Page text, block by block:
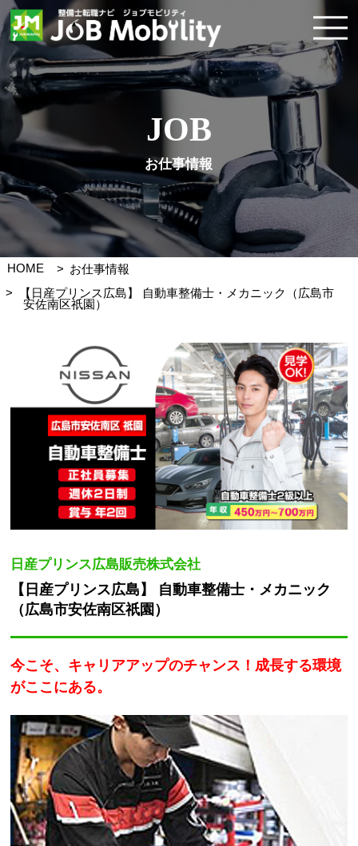
JOB
お仕事情報
HOME
お仕事情報
【日産プリンス広島】 自動車整備士・メカニック（広島市
安佐南区祇園）
日産プリンス広島販売株式会社
【日産プリンス広島】 自動車整備士・メカニック
（広島市安佐南区祇園）
今こそ、キャリアアップのチャンス！成長する環境
がここにある。